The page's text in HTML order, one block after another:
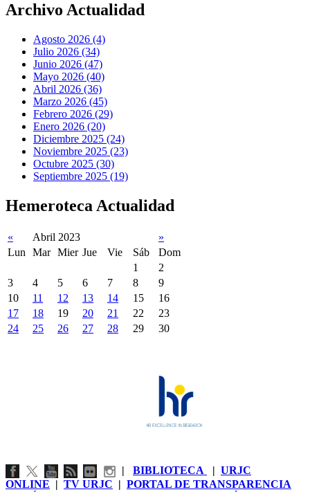
Archivo Actualidad
Agosto 2026 (4)
Julio 2026 (34)
Junio 2026 (47)
Mayo 2026 (40)
Abril 2026 (36)
Marzo 2026 (45)
Febrero 2026 (29)
Enero 2026 (20)
Diciembre 2025 (24)
Noviembre 2025 (23)
Octubre 2025 (30)
Septiembre 2025 (19)
Hemeroteca Actualidad
« Abril 2023
»
Lun
Mar Mier Jue Vie Sáb
Dom
1
2
3
4 5 6 7 8
9
10
11 12 13 14 15
16
17
18 19 20 21 22
23
24
25 26 27 28 29 30
| BIBLIOTECA | URJC
ONLINE | TV URJC | PORTAL DE TRANSPARENCIA